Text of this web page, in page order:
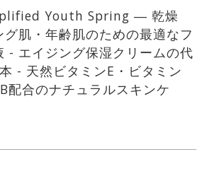
Youth Spring ― 乾燥
グ肌・年齢肌のための最適なフ
- エイジング保湿クリームの代
- 天然ビタミンE・ビタミン
配合のナチュラルスキンケ